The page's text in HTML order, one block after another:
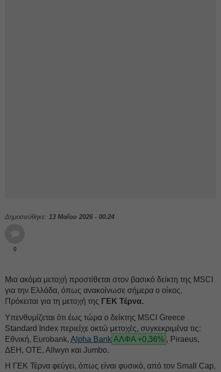
Δημοσιεύθηκε: 13 Μαΐου 2026 - 00:24
0
Μια ακόμα μετοχή προστίθεται στον βασικό δείκτη της MSCI
για την Ελλάδα, όπως ανακοίνωσε σήμερα ο οίκος.
Πρόκειται για τη μετοχή της ΓΕΚ Τέρνα.
Υπενθυμίζεται ότι έως τώρα ο δείκτης MSCI Greece
Standard Index περιείχε οκτώ μετοχές, συγκεκριμένα τις:
Εθνική, Eurobank, Alpha Bank ΑΛΦΑ +0,36% , Piraeus,
ΔΕΗ, OTE, Allwyn και Jumbo.
Η ΓΕΚ Τέρνα φεύγει, όπως είναι φυσικό, από τον Small Cap,